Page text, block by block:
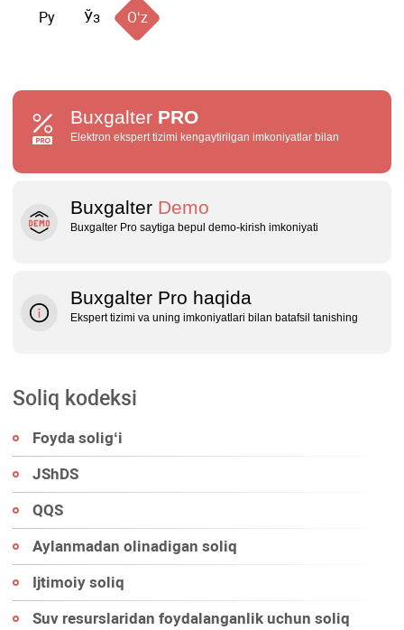
Ру Ўз Oʻz
Buxgalter PRO
Elektron ekspert tizimi kengaytirilgan imkoniyatlar bilan
Buxgalter Demo
Buxgalter Pro saytiga bepul demo‑kirish imkoniyati
Buxgalter Pro haqida
Ekspert tizimi va uning imkoniyatlari bilan batafsil tanishing
Soliq kodeksi
Foyda soligʻi
JShDS
QQS
Aylanmadan olinadigan soliq
Ijtimoiy soliq
Suv resurslaridan foydalanganlik uchun soliq